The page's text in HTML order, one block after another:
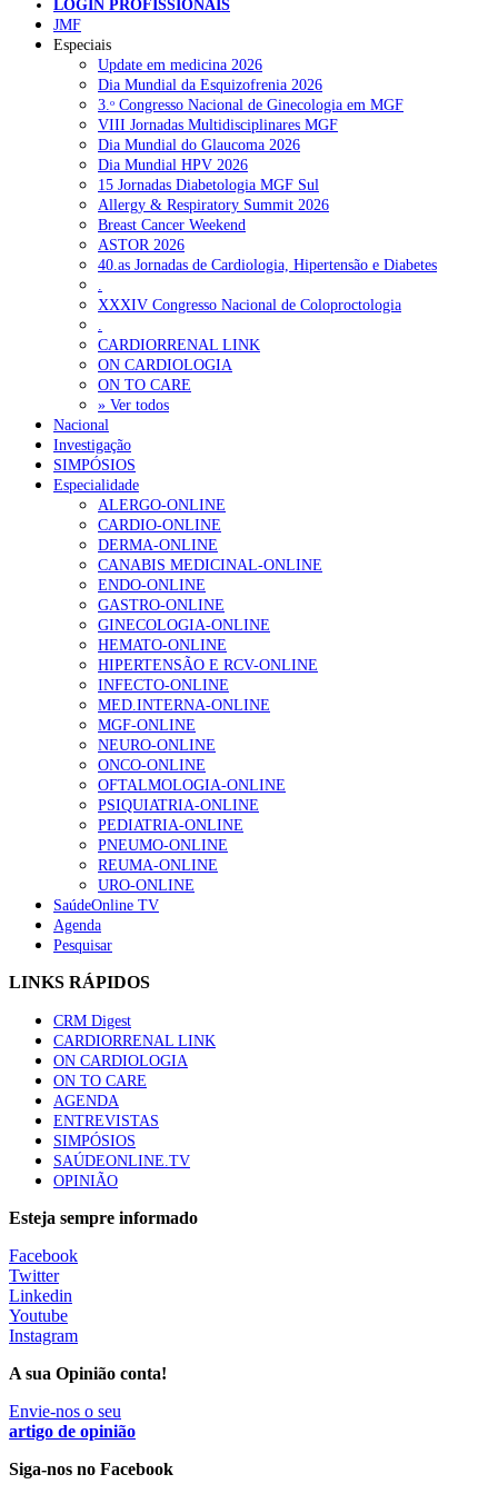
NOTÍCIAS RECENTES
Plataforma criada por estudantes apoia famílias após diagnóstico
de demência 5 de Agosto, 2026
ULS Alto Alentejo e IPO de Lisboa reforçam cooperação em
Oncologia, formação e investigação 5 de Agosto, 2026
Montenegro defende gestão pública ou privada para garantir
médicos de família 5 de Agosto, 2026
Governo admite cobrar taxas a utentes que recusem vaga em
cuidados continuados 5 de Agosto, 2026
Estudo aponta potencial da casca de maracujá-roxo no controlo
da inflamação da asma 5 de Agosto, 2026
NOTÍCIAS MAIS LIDAS
Enfermagem Forense. “Da urgência ao tribunal, cada
gesto conta e cada profissional faz a diferença”
202 visualizações
Alguns milhares de utentes podem ficar sem médico de
família com nova regras do registo, alerta associação
167 visualizações
Quase quatro em cada dez doentes com enfarte
apresentavam níveis elevados de Lp(a), revela estudo
84 visualizações
Trodelvy aprovado para primeira linha no cancro da
mama triplo negativo metastático em doentes não
elegíveis para inibidores PD-(L)1
58 visualizações
te na Insuficiência Cardíaca” da Bayer
Canábis medicinal e saúde mental
53 visualizações
Escola Anual Virtual de Hepatologia arranca dia 22 de
setembro
14 Set, 2022
2º Update de Diabetes. Encontro para atualização sobre as
novas abordagens de tratamento
11 Nov, 2021|0 Comments
LOGIN PROFISSIONAIS
JMF
Especiais
Update em medicina 2026
Dia Mundial da Esquizofrenia 2026
3.ᵒ Congresso Nacional de Ginecologia em MGF
VIII Jornadas Multidisciplinares MGF
Dia Mundial do Glaucoma 2026
Dia Mundial HPV 2026
15 Jornadas Diabetologia MGF Sul
Allergy & Respiratory Summit 2026
Breast Cancer Weekend
ASTOR 2026
40.as Jornadas de Cardiologia, Hipertensão e Diabetes
.
XXXIV Congresso Nacional de Coloproctologia
.
CARDIORRENAL LINK
ON CARDIOLOGIA
ON TO CARE
» Ver todos
Nacional
Investigação
SIMPÓSIOS
Especialidade
ALERGO-ONLINE
CARDIO-ONLINE
DERMA-ONLINE
CANABIS MEDICINAL-ONLINE
ENDO-ONLINE
GASTRO-ONLINE
GINECOLOGIA-ONLINE
HEMATO-ONLINE
HIPERTENSÃO E RCV-ONLINE
INFECTO-ONLINE
MED.INTERNA-ONLINE
MGF-ONLINE
NEURO-ONLINE
ONCO-ONLINE
OFTALMOLOGIA-ONLINE
PSIQUIATRIA-ONLINE
PEDIATRIA-ONLINE
PNEUMO-ONLINE
REUMA-ONLINE
URO-ONLINE
SaúdeOnline TV
Agenda
Pesquisar
LINKS RÁPIDOS
CRM Digest
CARDIORRENAL LINK
ON CARDIOLOGIA
ON TO CARE
AGENDA
ENTREVISTAS
SIMPÓSIOS
SAÚDEONLINE.TV
OPINIÃO
Esteja sempre informado
Facebook
Twitter
Linkedin
Youtube
Instagram
A sua Opinião conta!
Envie-nos o seu
artigo de opinião
Siga-nos no Facebook